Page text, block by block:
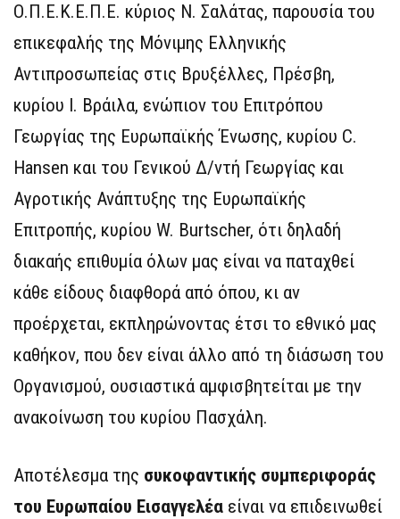
Ο.Π.Ε.Κ.Ε.Π.Ε. κύριος Ν. Σαλάτας, παρουσία του
επικεφαλής της Μόνιμης Ελληνικής
Αντιπροσωπείας στις Βρυξέλλες, Πρέσβη,
κυρίου Ι. Βράιλα, ενώπιον του Επιτρόπου
Γεωργίας της Ευρωπαϊκής Ένωσης, κυρίου C.
Hansen και του Γενικού Δ/ντή Γεωργίας και
Αγροτικής Ανάπτυξης της Ευρωπαϊκής
Επιτροπής, κυρίου W. Burtscher, ότι δηλαδή
διακαής επιθυμία όλων μας είναι να παταχθεί
κάθε είδους διαφθορά από όπου, κι αν
προέρχεται, εκπληρώνοντας έτσι το εθνικό μας
καθήκον, που δεν είναι άλλο από τη διάσωση του
Οργανισμού, ουσιαστικά αμφισβητείται με την
ανακοίνωση του κυρίου Πασχάλη.
Αποτέλεσμα της συκοφαντικής συμπεριφοράς
του Ευρωπαίου Εισαγγελέα είναι να επιδεινωθεί